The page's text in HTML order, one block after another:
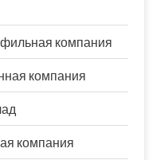
компания
компания
компания